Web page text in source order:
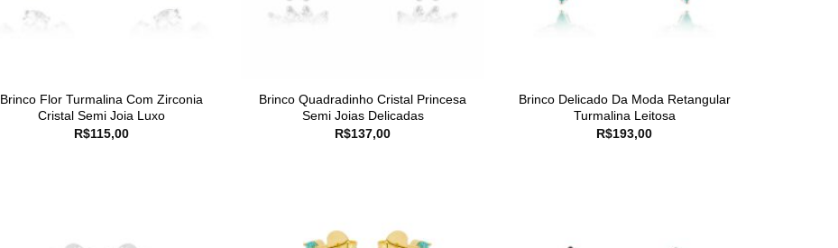
Brinco Flor Turmalina Com Zirconia
Cristal Semi Joia Luxo
R$115,00
Brinco Quadradinho Cristal Princesa
Semi Joias Delicadas
R$137,00
Brinco Delicado Da Moda Retangular
Turmalina Leitosa
R$193,00